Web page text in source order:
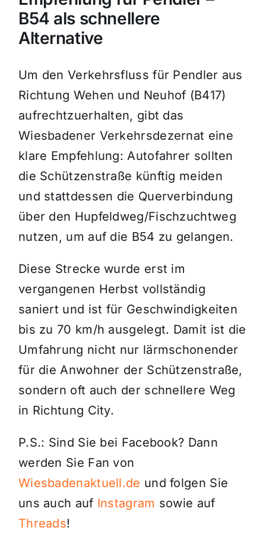
B54 als schnellere
Alternative
Um den Verkehrsfluss für Pendler aus
Richtung Wehen und Neuhof (B417)
aufrechtzuerhalten, gibt das
Wiesbadener Verkehrsdezernat eine
klare Empfehlung: Autofahrer sollten
die Schützenstraße künftig meiden
und stattdessen die Querverbindung
über den Hupfeldweg/Fischzuchtweg
nutzen, um auf die B54 zu gelangen.
Diese Strecke wurde erst im
vergangenen Herbst vollständig
saniert und ist für Geschwindigkeiten
bis zu 70 km/h ausgelegt. Damit ist die
Umfahrung nicht nur lärmschonender
für die Anwohner der Schützenstraße,
sondern oft auch der schnellere Weg
in Richtung City.
P.S.: Sind Sie bei Facebook? Dann
werden Sie Fan von
Wiesbadenaktuell.de und folgen Sie
uns auch auf Instagram sowie auf
Threads!